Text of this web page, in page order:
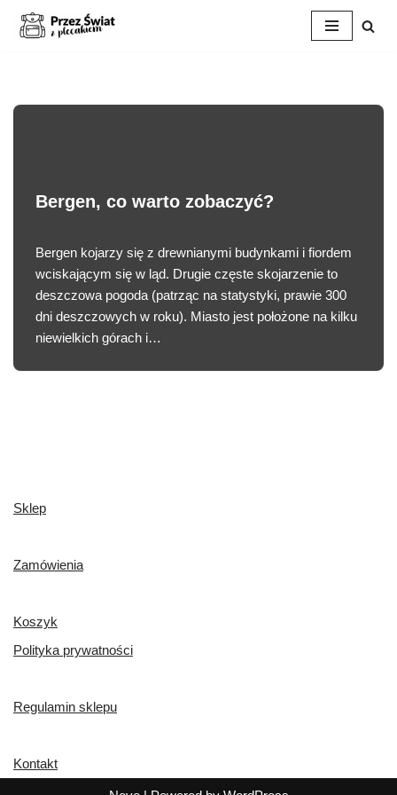
Bergen, co warto zobaczyć?
Bergen kojarzy się z drewnianymi budynkami i fiordem
wciskającym się w ląd. Drugie częste skojarzenie to
deszczowa pogoda (patrząc na statystyki, prawie 300
dni deszczowych w roku). Miasto jest położone na kilku
niewielkich górach i…
Sklep
Zamówienia
Koszyk
Polityka prywatności
Regulamin sklepu
Kontakt